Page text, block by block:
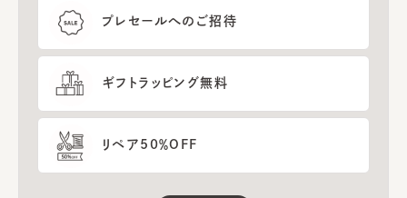
プレセールへのご招待
ギフトラッピング無料
リペア50％OFF